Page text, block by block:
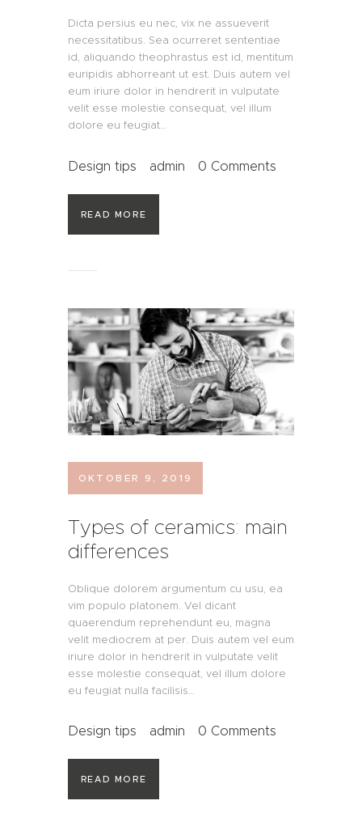
Dicta persius eu nec, vix ne assueverit
necessitatibus. Sea ocurreret sententiae
id, aliquando theophrastus est id, mentitum
euripidis abhorreant ut est. Duis autem vel
eum iriure dolor in hendrerit in vulputate
velit esse molestie consequat, vel illum
dolore eu feugiat…
Design tips admin 0 Comments
READ MORE
OKTOBER 9, 2019
Types of ceramics: main
differences
Oblique dolorem argumentum cu usu, ea
vim populo platonem. Vel dicant
quaerendum reprehendunt eu, magna
velit mediocrem at per. Duis autem vel eum
iriure dolor in hendrerit in vulputate velit
esse molestie consequat, vel illum dolore
eu feugiat nulla facilisis…
Design tips admin 0 Comments
READ MORE